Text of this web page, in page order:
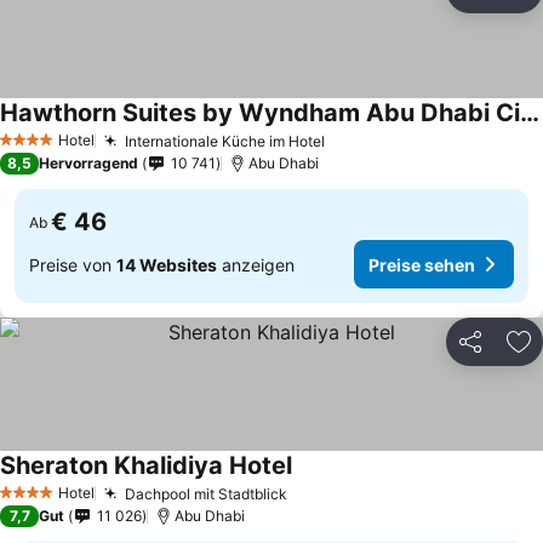
4 Sterne Hotel Internationale Küche im Hotel
Hawthorn Suites by Wyndham Abu Dhabi City Center
8,5 Hervorragend 10 741 Abu Dhabi
Ab € 46
Preise von 14 Websites anzeigen Preise sehen
Teilen
4 Sterne Hotel Dachpool mit Stadtblick
Sheraton Khalidiya Hotel
7,7 Gut 11 026 Abu Dhabi